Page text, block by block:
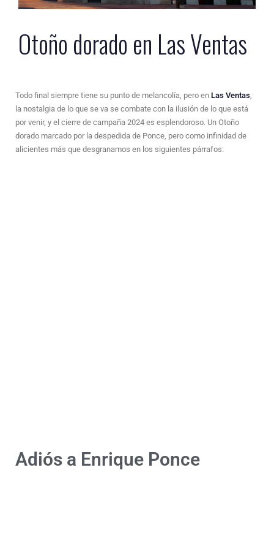
Otoño dorado en Las Ventas
Todo final siempre tiene su punto de melancolía, pero en Las Ventas,
la nostalgia de lo que se va se combate con la ilusión de lo que está
por venir, y el cierre de campaña 2024 es esplendoroso. Un Otoño
dorado marcado por la despedida de Ponce, pero como infinidad de
alicientes más que desgranamos en los siguientes párrafos:
Adiós a Enrique Ponce